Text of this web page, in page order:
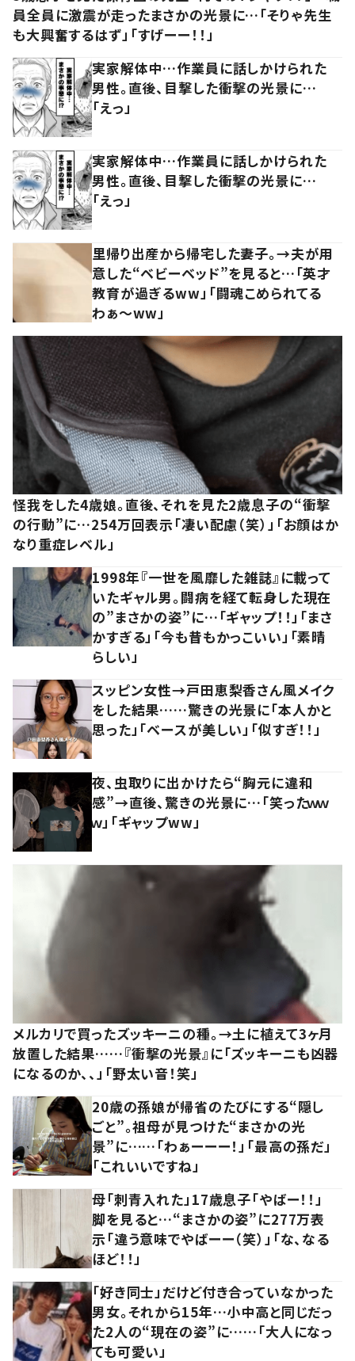
員全員に激震が走ったまさかの光景に…「そりゃ先生
も大興奮するはず」「すげーー！！」
実家解体中…作業員に話しかけられた
男性。直後、目撃した衝撃の光景に…
「えっ」
実家解体中…作業員に話しかけられた
男性。直後、目撃した衝撃の光景に…
「えっ」
里帰り出産から帰宅した妻子。→夫が用
意した“ベビーベッド”を見ると…「英才
教育が過ぎるww」「闘魂こめられてる
わぁ～ww」
怪我をした4歳娘。直後、それを見た2歳息子の“衝撃
の行動”に…254万回表示「凄い配慮（笑）」「お顔はか
なり重症レベル」
1998年『一世を風靡した雑誌』に載って
いたギャル男。闘病を経て転身した現在
の”まさかの姿”に…「ギャップ！！」「まさ
かすぎる」「今も昔もかっこいい」「素晴
らしい」
スッピン女性→戸田恵梨香さん風メイク
をした結果……驚きの光景に「本人かと
思った」「ベースが美しい」「似すぎ！！」
夜、虫取りに出かけたら“胸元に違和
感”→直後、驚きの光景に…「笑ったｗｗ
ｗ」「ギャップww」
メルカリで買ったズッキーニの種。→土に植えて3ヶ月
放置した結果……『衝撃の光景』に「ズッキーニも凶器
になるのか、、」「野太い音！笑」
20歳の孫娘が帰省のたびにする“隠し
ごと”。祖母が見つけた“まさかの光
景”に……「わぁーーー！」「最高の孫だ」
「これいいですね」
母「刺青入れた」17歳息子「やばー！！」
脚を見ると…“まさかの姿”に277万表
示「違う意味でやばーー（笑）」「な、なる
ほど！！」
「好き同士」だけど付き合っていなかった
男女。それから15年…小中高と同じだっ
た2人の“現在の姿”に……「大人になっ
ても可愛い」